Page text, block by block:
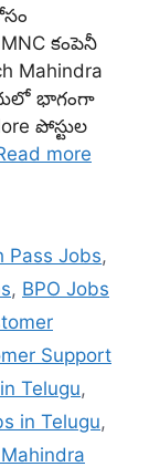
కంపెనీ
Mahindra
భాగంగా
పోస్టుల
more
Pass Jobs,
, BPO Jobs
Support
Telugu,
in Telugu,